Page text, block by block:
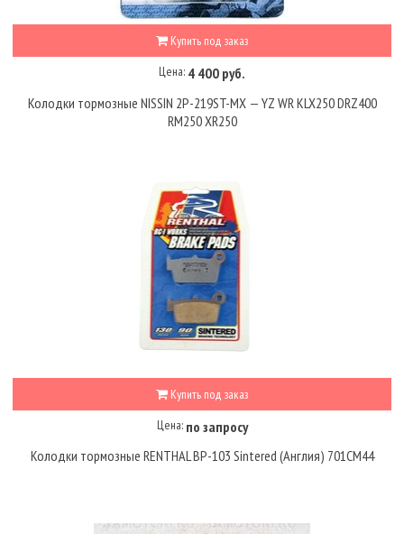
Купить под заказ
Цена: 4 400 руб.
Колодки тормозные NISSIN 2P-219ST-MX — YZ WR KLX250 DRZ400
RM250 XR250
Купить под заказ
Цена: по запросу
Колодки тормозные RENTHAL BP-103 Sintered (Англия) 701CM44